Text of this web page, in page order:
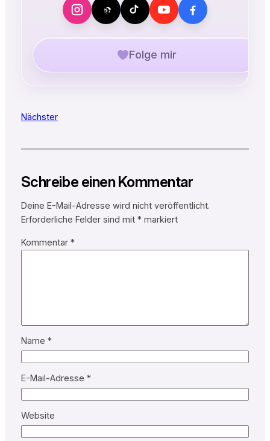
Folge mir
Nächster
Schreibe einen Kommentar
Deine E-Mail-Adresse wird nicht veröffentlicht.
Erforderliche Felder sind mit *markiert
Kommentar *
Name *
E-Mail-Adresse *
Website